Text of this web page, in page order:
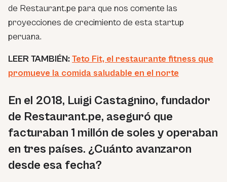
de Restaurant.pe para que nos comente las
proyecciones de crecimiento de esta startup
peruana.
LEER TAMBIÉN: Teto Fit, el restaurante fitness que
promueve la comida saludable en el norte
En el 2018, Luigi Castagnino, fundador
de Restaurant.pe, aseguró que
facturaban 1 millón de soles y operaban
en tres países. ¿Cuánto avanzaron
desde esa fecha?